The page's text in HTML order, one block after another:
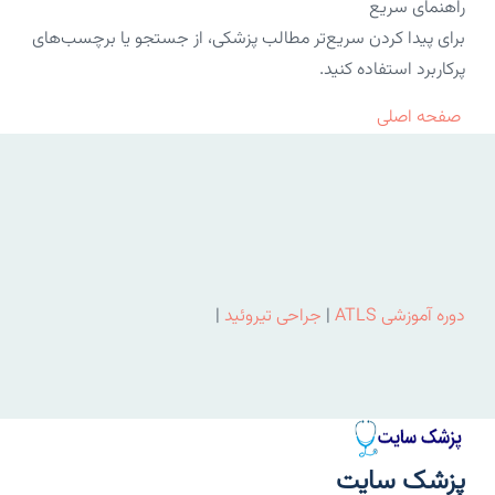
راهنمای سریع
برای پیدا کردن سریع‌تر مطالب پزشکی، از جستجو یا برچسب‌های
پرکاربرد استفاده کنید.
صفحه اصلی
دوره آموزشی ATLS | جراحی تیروئید |
پزشک سایت